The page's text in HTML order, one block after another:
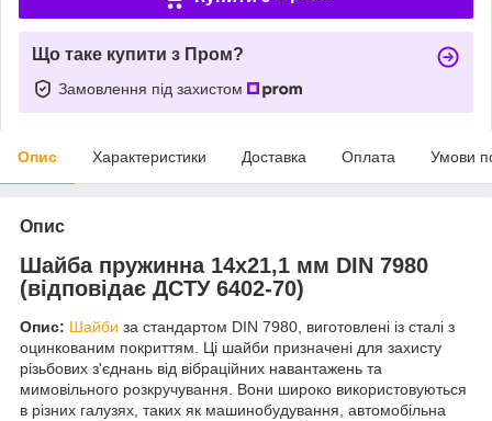
Що таке купити з Пром?
Замовлення під захистом
Опис Характеристики Доставка Оплата Умови
Опис
Шайба пружинна 14х21,1 мм DIN 7980
(відповідає ДСТУ 6402-70)
Опис: Шайби за стандартом DIN 7980, виготовлені із сталі з
оцинкованим покриттям. Ці шайби призначені для захисту
різьбових з'єднань від вібраційних навантажень та
мимовільного розкручування. Вони широко використовуються
в різних галузях, таких як машинобудування, автомобільна